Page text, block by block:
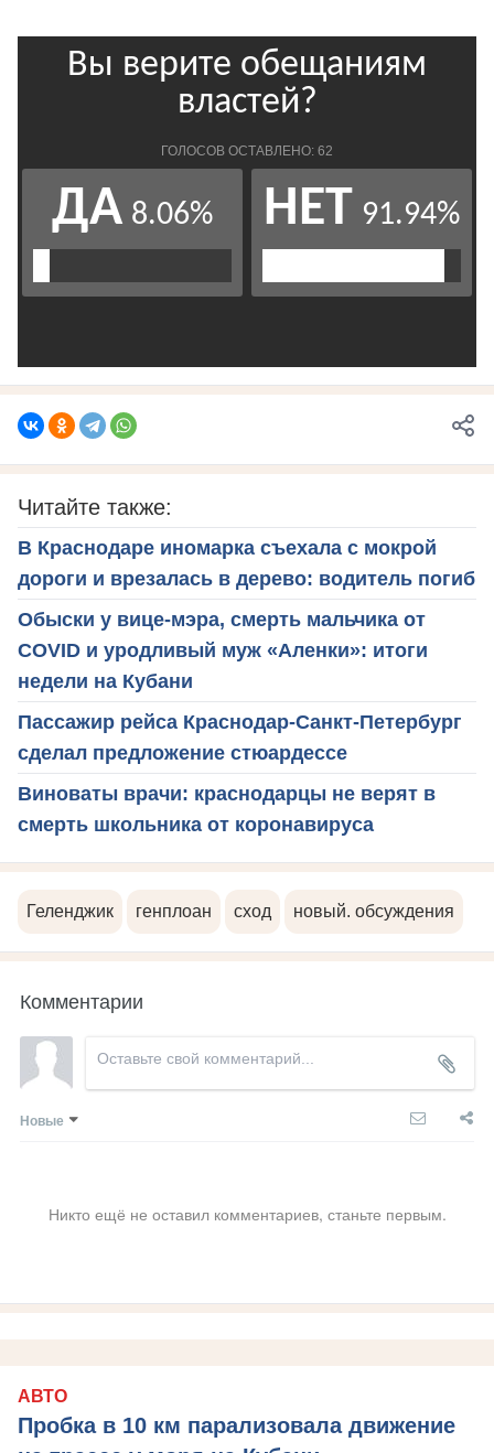
Читайте также:
В Краснодаре иномарка съехала с мокрой
дороги и врезалась в дерево: водитель погиб
Обыски у вице-мэра, смерть мальчика от
COVID и уродливый муж «Аленки»: итоги
недели на Кубани
Пассажир рейса Краснодар-Санкт-Петербург
сделал предложение стюардессе
Виноваты врачи: краснодарцы не верят в
смерть школьника от коронавируса
Геленджик генплоан сход новый. обсуждения
Комментарии
Новые
Никто ещё не оставил комментариев, станьте первым.
АВТО
Пробка в 10 км парализовала движение